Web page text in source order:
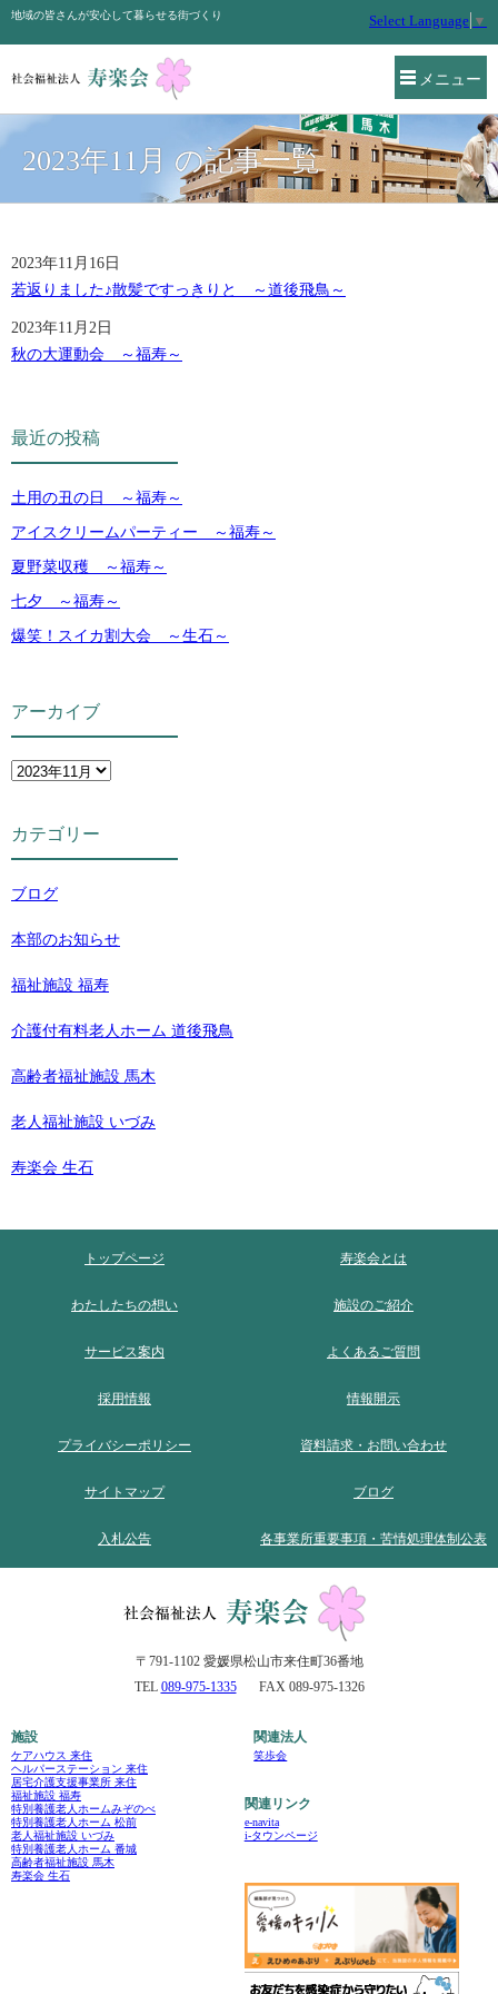
メニュー
地域の皆さんが安心して暮らせる街づくり Select Language ▼
2023年11月 の記事一覧
2023年11月16日
若返りました♪散髪ですっきりと ～道後飛鳥～
2023年11月2日
秋の大運動会 ～福寿～
最近の投稿
土用の丑の日 ～福寿～
アイスクリームパーティー ～福寿～
夏野菜収穫 ～福寿～
七夕 ～福寿～
爆笑！スイカ割大会 ～生石～
アーカイブ
カテゴリー
ブログ
本部のお知らせ
福祉施設 福寿
介護付有料老人ホーム 道後飛鳥
高齢者福祉施設 馬木
老人福祉施設 いづみ
寿楽会 生石
トップページ 寿楽会とは
わたしたちの想い 施設のご紹介
サービス案内 よくあるご質問
採用情報 情報開示
プライバシーポリシー 資料請求・お問い合わせ
サイトマップ ブログ
入札公告 各事業所重要事項・苦情処理体制公表
〒791-1102 愛媛県松山市来住町36番地
TEL 089-975-1335 FAX 089-975-1326
施設
ケアハウス 来住
ヘルパーステーション 来住
居宅介護支援事業所 来住
福祉施設 福寿
特別養護老人ホームみぞのべ
特別養護老人ホーム 松前
老人福祉施設 いづみ
特別養護老人ホーム 番城
高齢者福祉施設 馬木
寿楽会 生石
関連法人
笑歩会
関連リンク
e-navita
i-タウンページ